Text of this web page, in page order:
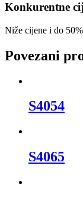
Konkurentne
Niže cijene i do
Povezani
S4054
S4065